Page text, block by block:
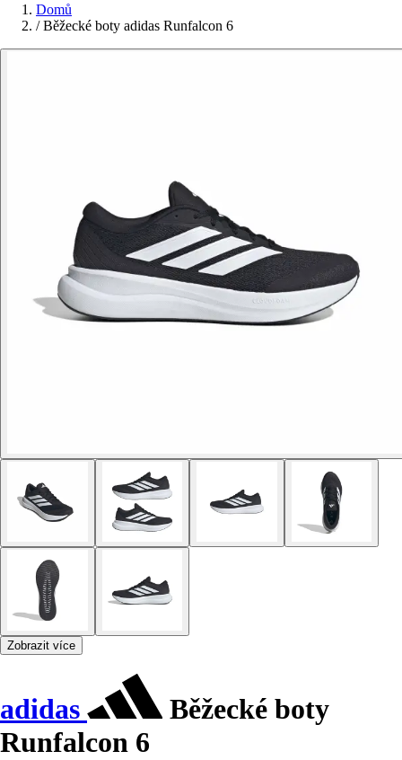
Domů
/ Běžecké boty adidas Runfalcon 6
Zobrazit více
adidas
Běžecké boty
Runfalcon 6